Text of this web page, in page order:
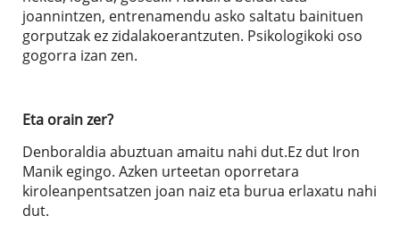
joannintzen, entrenamendu asko saltatu bainituen
gorputzak ez zidalakoerantzuten. Psikologikoki oso
gogorra izan zen.
Eta orain zer?
Denboraldia abuztuan amaitu nahi dut.Ez dut Iron
Manik egingo. Azken urteetan oporretara
kiroleanpentsatzen joan naiz eta burua erlaxatu nahi
dut.